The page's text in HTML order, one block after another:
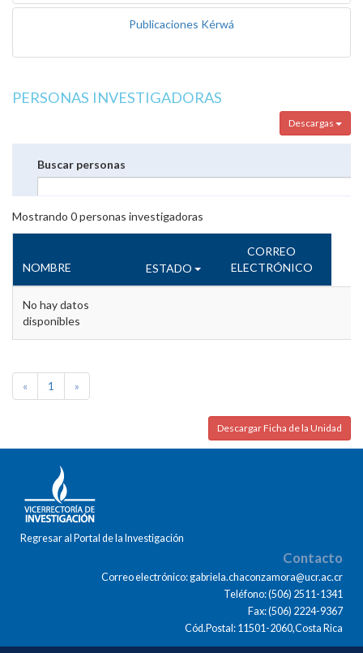
Publicaciones Kérwá
PERSONAS INVESTIGADORAS
Descargas
Buscar personas
Mostrando 0personas investigadoras
NOMBRE ESTADO
CORREO
ELECTRÓNICO
No hay datos
disponibles
« 1 »
Descargar Ficha de la Unidad
Regresar al Portal de la Investigación
Contacto
Correo electrónico: gabriela.chaconzamora@ucr.ac.cr
Teléfono: (506) 2511-1341
Fax: (506) 2224-9367
Cód.Postal: 11501-2060,Costa Rica